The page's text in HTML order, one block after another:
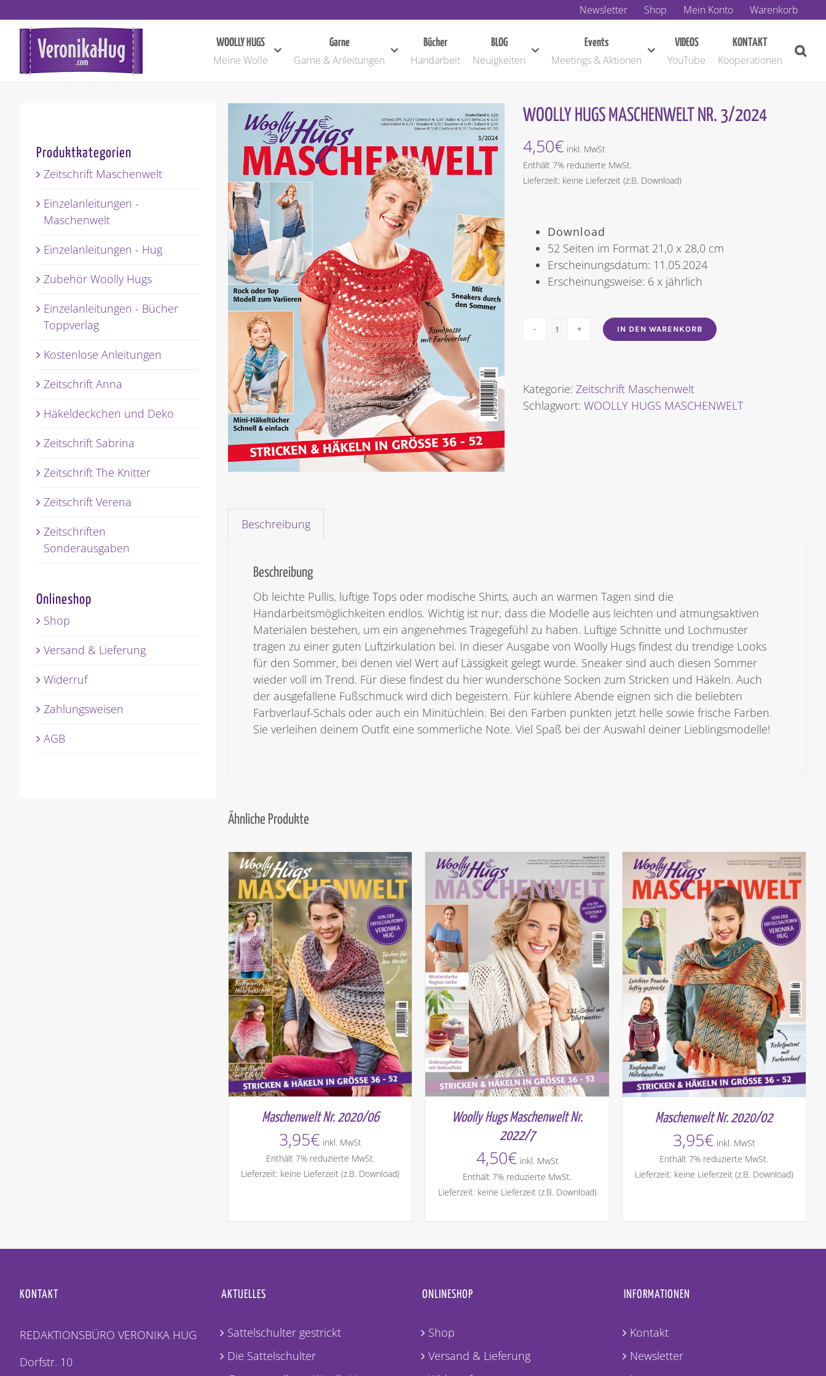
Inhalt
springen
Newsletter Shop Mein Konto Warenkorb
WOOLLY HUGS
Meine Wolle
Garne
Garne & Anleitungen
Bücher
Handarbeit
BLOG
Neuigkeiten
Events
Meetings & Aktionen
VIDEOS
YouTube
KONTAKT
Kooperationen
WOOLLY HUGS MASCHENWELT NR. 3/2024
4,50€ inkl. MwSt
Enthält 7% reduzierte MwSt.
Lieferzeit: keine Lieferzeit (z.B. Download)
Download
52 Seiten im Format 21,0 x 28,0 cm
Erscheinungsdatum: 11.05.2024
Erscheinungsweise: 6 x jährlich
WOOLLY
NR.
3/2024
IN DEN WARENKORB
Kategorie: Zeitschrift Maschenwelt
Schlagwort:WOOLLY HUGS MASCHENWELT
Beschreibung
Beschreibung
Ob leichte Pullis, luftige Tops oder modische Shirts, auch an warmen Tagen sind die
Handarbeitsmöglichkeiten endlos. Wichtig ist nur, dass die Modelle aus leichten und atmungsaktiven
Materialen bestehen, um ein angenehmes Tragegefühl zu haben. Luftige Schnitte und Lochmuster
tragen zu einer guten Luftzirkulation bei. In dieser Ausgabe von Woolly Hugs findest du trendige Looks
für den Sommer, bei denen viel Wert auf Lässigkeit gelegt wurde. Sneaker sind auch diesen Sommer
wieder voll im Trend. Für diese findest du hier wunderschöne Socken zum Stricken und Häkeln. Auch
der ausgefallene Fußschmuck wird dich begeistern. Für kühlere Abende eignen sich die beliebten
Farbverlauf-Schals oder auch ein Minitüchlein. Bei den Farben punkten jetzt helle sowie frische Farben.
Sie verleihen deinem Outfit eine sommerliche Note. Viel Spaß bei der Auswahl deiner Lieblingsmodelle!
Ähnliche Produkte
Maschenwelt Nr. 2020/06
3,95€ inkl. MwSt
Enthält 7% reduzierte MwSt.
Lieferzeit: keine Lieferzeit (z.B. Download)
Woolly Hugs Maschenwelt Nr.
2022/7
4,50€ inkl. MwSt
Enthält 7% reduzierte MwSt.
Lieferzeit: keine Lieferzeit (z.B. Download)
Maschenwelt Nr. 2020/02
3,95€ inkl. MwSt
Enthält 7% reduzierte MwSt.
Lieferzeit: keine Lieferzeit (z.B. Download)
Produktkategorien
Zeitschrift Maschenwelt
Einzelanleitungen -
Maschenwelt
Einzelanleitungen - Hug
Zubehör Woolly Hugs
Einzelanleitungen - Bücher
Toppverlag
Kostenlose Anleitungen
Zeitschrift Anna
Häkeldeckchen und Deko
Zeitschrift Sabrina
Zeitschrift The Knitter
Zeitschrift Verena
Zeitschriften
Sonderausgaben
Onlineshop
Shop
Versand & Lieferung
Widerruf
Zahlungsweisen
AGB
KONTAKT
REDAKTIONSBÜRO VERONIKA HUG
Dorfstr. 10
AKTUELLES
Sattelschulter gestrickt
Die Sattelschulter
ONLINESHOP
Shop
Versand & Lieferung
INFORMATIONEN
Kontakt
Newsletter